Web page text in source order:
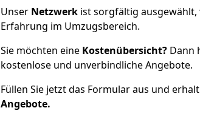
Unser Netzwerk ist sorgfältig ausgewählt,
Erfahrung im Umzugsbereich.
Sie möchten eine Kostenübersicht? Dann
kostenlose und unverbindliche Angebote.
Füllen Sie jetzt das Formular aus und
Angebote.